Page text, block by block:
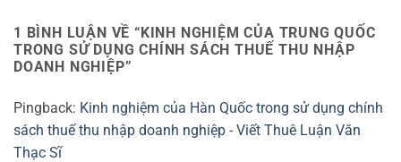
1 BÌNH LUẬN VỀ “KINH NGHIỆM CỦA TRUNG QUỐC
TRONG SỬ DỤNG CHÍNH SÁCH THUẾ THU NHẬP
DOANH NGHIỆP”
Pingback: Kinh nghiệm của Hàn Quốc trong sử dụng chính
sách thuế thu nhập doanh nghiệp - Viết Thuê Luận Văn
Thạc Sĩ